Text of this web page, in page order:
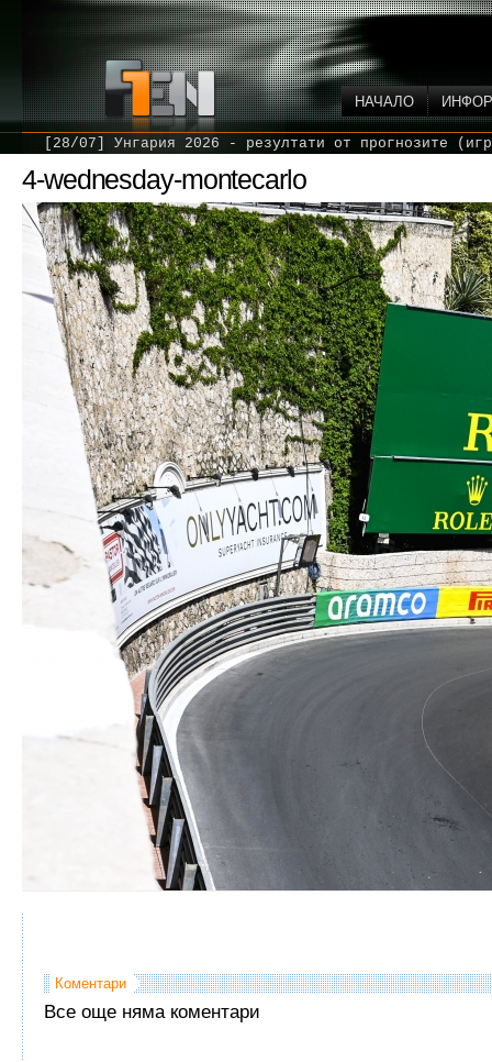
НАЧАЛО
[28/07] Унгария 2026 - резултати от прогнозите
4-wednesday-montecarlo
Коментари
Все още няма коментари